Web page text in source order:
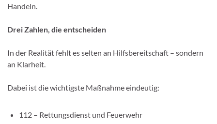
Handeln.
Drei Zahlen, die entscheiden
In der Realität fehlt es selten an Hilfsbereitschaft – sondern
an Klarheit.
Dabei ist die wichtigste Maßnahme eindeutig:
112 – Rettungsdienst und Feuerwehr